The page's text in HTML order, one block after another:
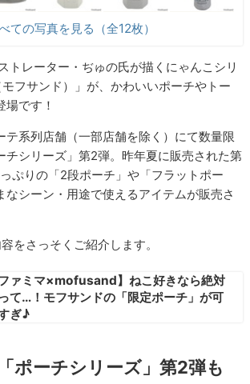
ての写真を見る（全12枚）
トレーター・ぢゅの氏が描くにゃんこシリ
フサンド）」が、かわいいポーチやトー
場です！
テ系列店舗（一部店舗を除く）にて数量限
チシリーズ」第2弾。昨年夏に販売された第
ぷりの「2段ポーチ」や「フラットポー
なシーン・用途で使えるアイテムが販売さ
をさっそくご紹介します。
ファミマ×mofusand】ねこ好きなら絶対
て…！モフサンドの「限定ポーチ」が可
ぎ♪
ポーチシリーズ」第2弾も